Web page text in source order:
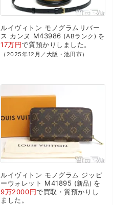
ルイヴィトン モノグラムリバー
ス カンヌ M43986 ABランク
を
17万円で質預かり しました。
（2025年12月／大阪・池田市）
ルイヴィトン モノグラム ジッピ
ーウォレット M41895 新品
を
9万2000円で買取・質預かり し
ました。